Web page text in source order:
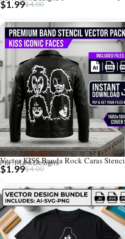
$4.00
$1.99
Por: Mark Designs
$4.00
$1.99